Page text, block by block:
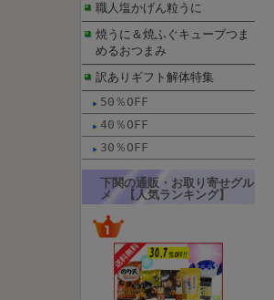
職人塩かげん粒うに
焼うに＆焼ふぐキューブつま
めるおつまみ
訳ありギフト解体特集
50％OFF
40％OFF
30％OFF
下関の通販・お取り寄せグル
メ 【人気ランキング】